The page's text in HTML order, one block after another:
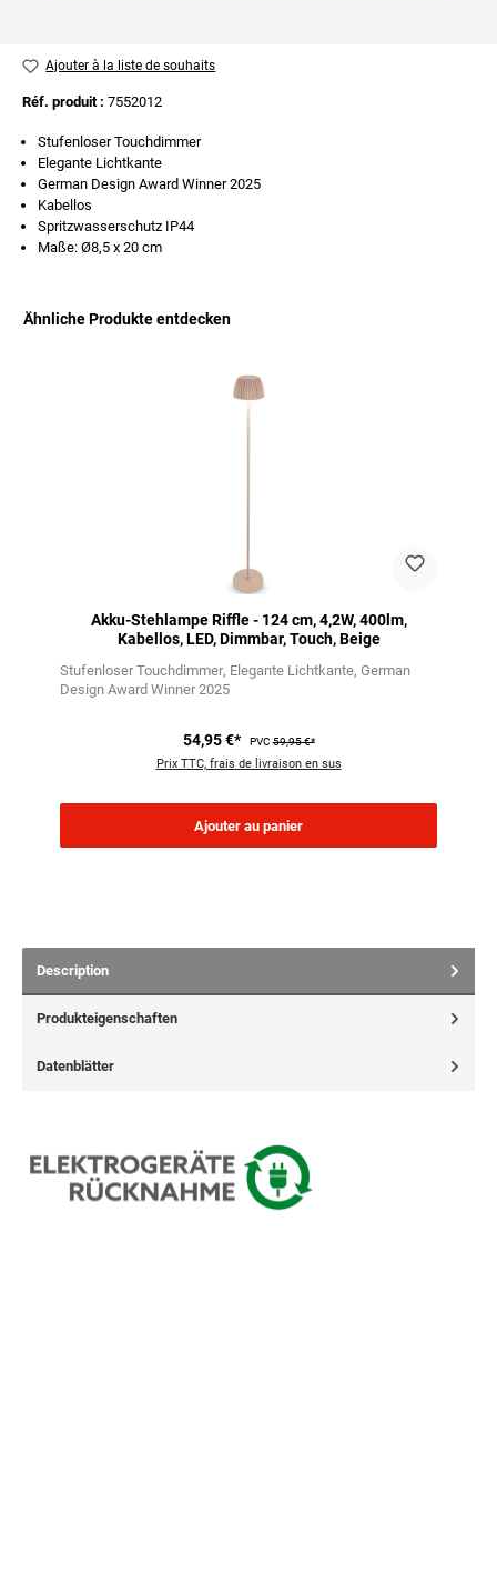
Ajouter à la liste de souhaits
Réf. produit : 7552012
Stufenloser Touchdimmer
Elegante Lichtkante
German Design Award Winner 2025
Kabellos
Spritzwasserschutz IP44
Maße: Ø8,5 x 20 cm
Ähnliche Produkte entdecken
Akku-Stehlampe Riffle - 124 cm, 4,2W, 400lm,
Kabellos, LED, Dimmbar, Touch, Beige
Stufenloser Touchdimmer Elegante Lichtkante German
Design Award Winner 2025
54,95 €* PVC59,95 €*
Prix TTC, frais de livraison en sus
Ajouter au panier
Description
Produkteigenschaften
Datenblätter